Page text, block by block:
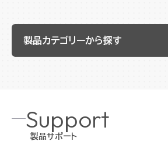
製品カテゴリーから探す
Support
製品サポート